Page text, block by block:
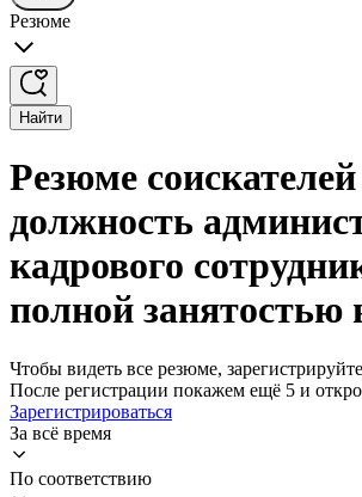
Резюме
Найти
Резюме
должность
кадрового
полной занятостью
Чтобы видеть все резюме,
После регистрации покажем ещё 5 и
Зарегистрироваться
За всё время
По соответствию